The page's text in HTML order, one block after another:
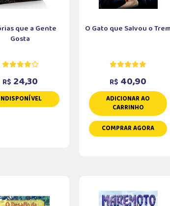
que a Gente
Gosta
R$ 24,30
O Gato que Salvou o
R$ 40,90
ADICIONAR AO
CARRINHO
COMPRAR AGORA